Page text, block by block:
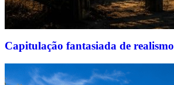
Capitulação fantasiada de realismo